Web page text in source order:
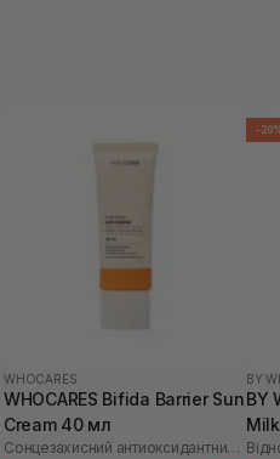
WHOCARES
WHOCARES Bifida Barrier Sun
Cream 40 мл
Сонцезахисний антиоксидантний крем
-
BY
BY